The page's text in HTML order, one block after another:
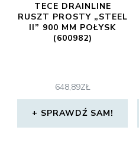
TECE DRAINLINE
RUSZT PROSTY „STEEL
II” 900 MM POŁYSK
(600982)
648,89ZŁ
SPRAWDŹ SAM!